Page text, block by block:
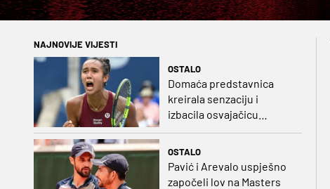
NAJNOVIJE VIJESTI
OSTALO
Domaća predstavnica
kreirala senzaciju i
izbacila osvajačicu
Roland Garrosa
OSTALO
Pavić i Arevalo uspješno
započeli lov na Masters